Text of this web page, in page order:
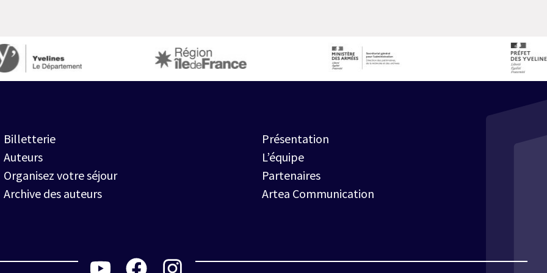
Billetterie
Auteurs
Organisez votre séjour
Archive des auteurs
Présentation
L’équipe
Partenaires
Artea Communication